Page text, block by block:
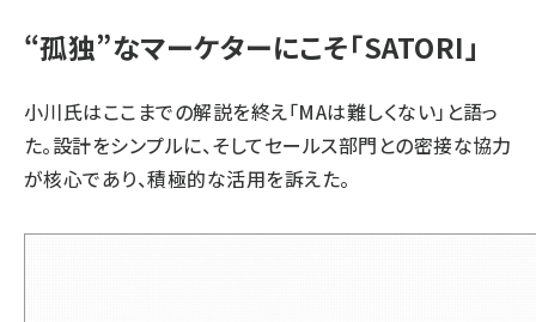
“孤独”なマーケターにこそ「SATORI」
小川氏はここまでの解説を終え「MAは難しくない」と語っ
た。設計をシンプルに、そしてセールス部門との密接な協力
が核心であり、積極的な活用を訴えた。